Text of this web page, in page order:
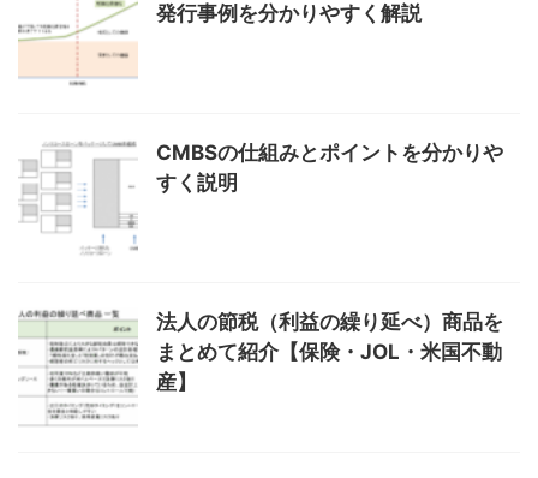
発行事例を分かりやすく解説
CMBSの仕組みとポイントを分かりや
すく説明
法人の節税（利益の繰り延べ）商品を
まとめて紹介【保険・JOL・米国不動
産】